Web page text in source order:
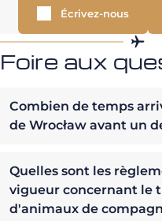
Écrivez-nous
Foire aux
Combien de temps
de Wrocław avant un
Quelles sont les
vigueur concernant le
d'animaux de